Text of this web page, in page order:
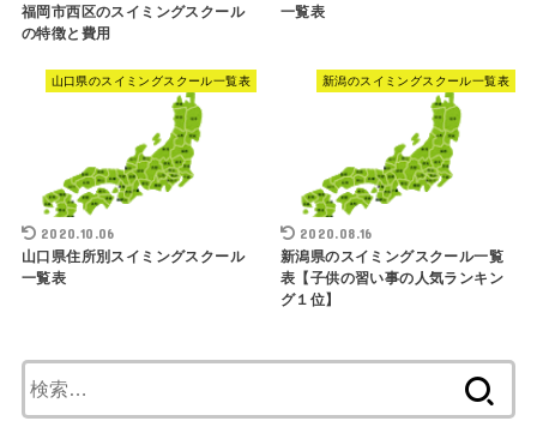
福岡市西区のスイミングスクール
の特徴と費用
一覧表
山口県のスイミングスクール一覧表
2020.10.06
山口県住所別スイミングスクール
一覧表
新潟のスイミングスクール一覧表
2020.08.16
新潟県のスイミングスクール一覧
表【子供の習い事の人気ランキン
グ１位】
索: